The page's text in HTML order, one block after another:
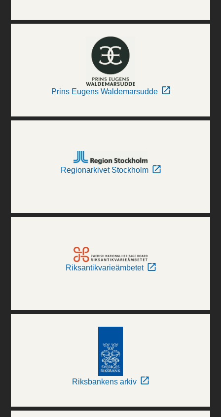
Prins Eugens Waldemarsudde
Regionarkivet Stockholm
Riksantikvarieämbetet
Riksbankens arkiv